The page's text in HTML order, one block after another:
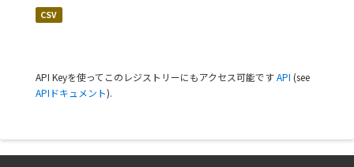
CSV
API Keyを使ってこのレジストリーにもアクセス可能ですAPI (see
APIドキュメント).